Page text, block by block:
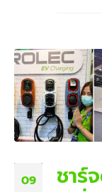
09
ชาร์